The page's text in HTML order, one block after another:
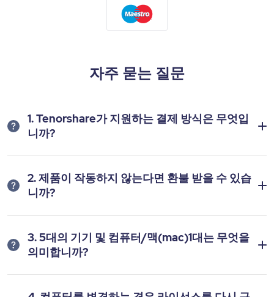
자주 묻는 질문
1. Tenorshare가 지원하는 결제 방식은 무엇입
니까?
2. 제품이 작동하지 않는다면 환불 받을 수 있습
니까?
3. 5대의 기기 및 컴퓨터/맥(mac)1대는 무엇을
의미합니까?